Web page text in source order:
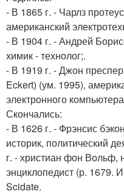
- В 1865 г. - Чарлз
американский
- В 1904 г. - Андрей
химик - технолог;.
- В 1919 г. - Джон
Eckert) (ум. 1995),
электронного
Скончались:
- В 1626 г. - Фрэнсис
историк, политический
г. - христиан фон Вольф,
энциклопедист (р. 1679.
Scidate.